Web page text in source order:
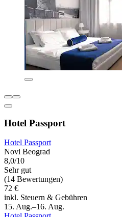
Hotel Passport
Hotel Passport
Novi Beograd
8,0/10
Sehr gut
(14 Bewertungen)
72 €
inkl. Steuern & Gebühren
15. Aug.–16. Aug.